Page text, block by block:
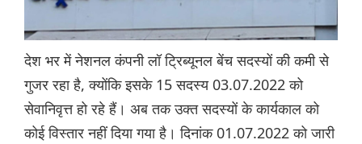
देश भर में नेशनल कंपनी लॉ ट्रिब्यूनल बेंच सदस्यों की कमी से
गुजर रहा है, क्योंकि इसके 15 सदस्य 03.07.2022 को
सेवानिवृत्त हो रहे हैं। अब तक उक्त सदस्यों के कार्यकाल को
कोई विस्तार नहीं दिया गया है। दिनांक 01.07.2022 को जारी